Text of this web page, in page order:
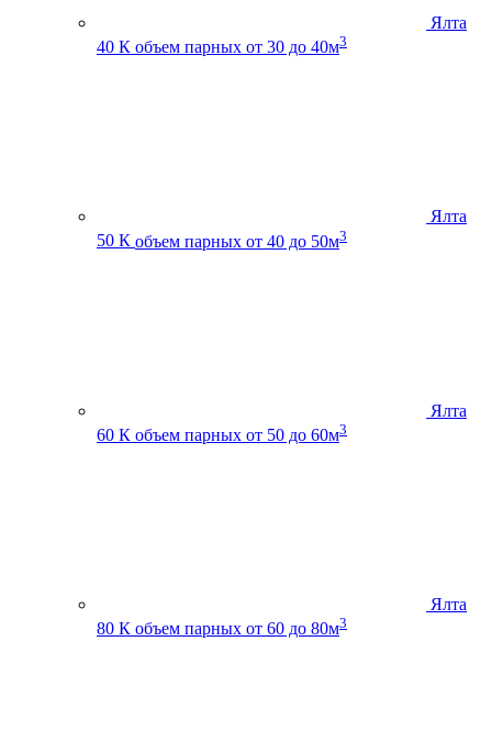
Ялта
40 К объем парных от 30 до 40м3
Ялта
50 К объем парных от 40 до 50м3
Ялта
60 К объем парных от 50 до 60м3
Ялта
80 К объем парных от 60 до 80м3